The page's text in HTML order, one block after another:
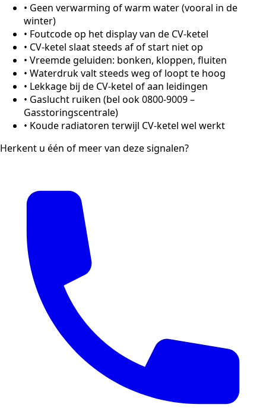
• Geen verwarming of warm water (vooral in de
winter)
• Foutcode op het display van de CV-ketel
• CV-ketel slaat steeds af of start niet op
• Vreemde geluiden: bonken, kloppen, fluiten
• Waterdruk valt steeds weg of loopt te hoog
• Lekkage bij de CV-ketel of aan leidingen
• Gaslucht ruiken (bel ook 0800-9009 –
Gasstoringscentrale)
• Koude radiatoren terwijl CV-ketel wel werkt
Herkent u één of meer van deze signalen?